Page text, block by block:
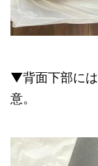
▼背面下部には
意。